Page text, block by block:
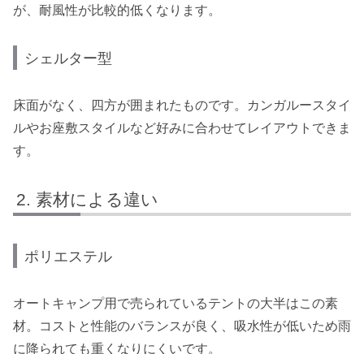
が、耐風性が比較的低くなります。
シェルター型
床面がなく、四方が囲まれたものです。カンガルースタイ
ルやお座敷スタイルなど好みに合わせてレイアウトできま
す。
素材による違い
ポリエステル
オートキャンプ用で売られているテントの大半はこの素
材。コストと性能のバランスが良く、吸水性が低いため雨
に降られても重くなりにくいです。